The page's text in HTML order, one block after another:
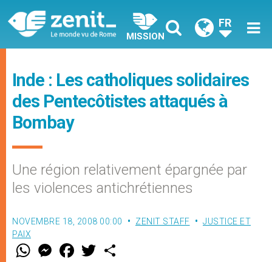
MISSION
FR
Inde : Les catholiques solidaires
des Pentecôtistes attaqués à
Bombay
Une région relativement épargnée par
les violences antichrétiennes
NOVEMBRE 18, 2008 00:00 ZENIT STAFF
JUSTICE ET
PAIX
W M
e
F
a w